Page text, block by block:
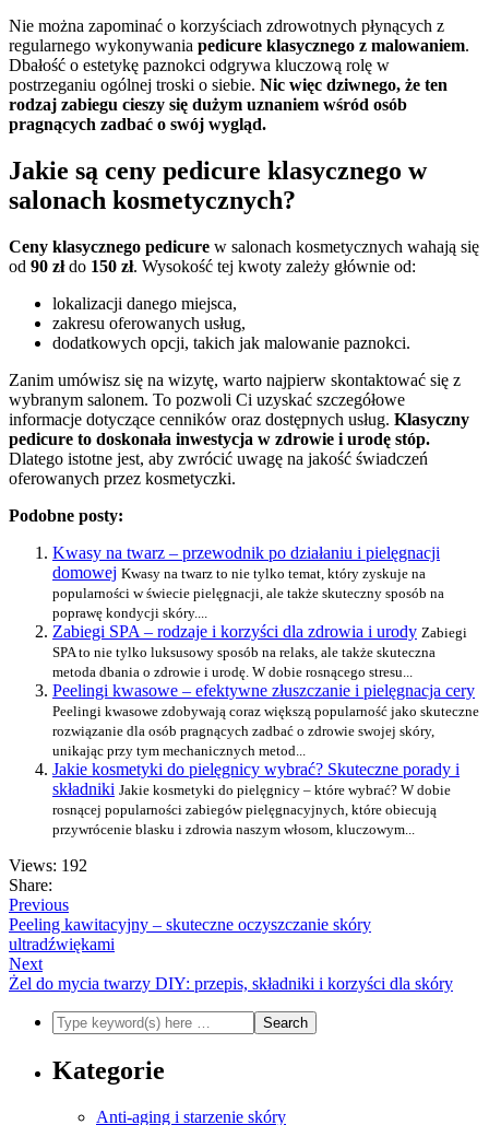
Nie można zapominać o korzyściach zdrowotnych płynących z
regularnego wykonywania pedicure klasycznego z malowaniem.
Dbałość o estetykę paznokci odgrywa kluczową rolę w
postrzeganiu ogólnej troski o siebie. Nic więc dziwnego, że ten
rodzaj zabiegu cieszy się dużym uznaniem wśród osób
pragnących zadbać o swój wygląd.
Jakie są ceny pedicure klasycznego w
salonach kosmetycznych?
Ceny klasycznego pedicure w salonach kosmetycznych wahają się
od 90 złdo 150 zł. Wysokość tej kwoty zależy głównie od:
lokalizacji danego miejsca,
zakresu oferowanych usług,
dodatkowych opcji, takich jak malowanie paznokci.
Zanim umówisz się na wizytę, warto najpierw skontaktować się z
wybranym salonem. To pozwoli Ci uzyskać szczegółowe
informacje dotyczące cenników oraz dostępnych usług. Klasyczny
pedicure to doskonała inwestycja w zdrowie i urodę stóp.
Dlatego istotne jest, aby zwrócić uwagę na jakość świadczeń
oferowanych przez kosmetyczki.
Podobne posty:
Kwasy na twarz – przewodnik po działaniu i pielęgnacji
domowej Kwasy na twarz to nie tylko temat, który zyskuje na
popularności w świecie pielęgnacji, ale także skuteczny sposób na
poprawę kondycji skóry....
Zabiegi SPA – rodzaje i korzyści dla zdrowia i urody Zabiegi
SPA to nie tylko luksusowy sposób na relaks, ale także skuteczna
metoda dbania o zdrowie i urodę. W dobie rosnącego stresu...
Peelingi kwasowe – efektywne złuszczanie i pielęgnacja cery
Peelingi kwasowe zdobywają coraz większą popularność jako skuteczne
rozwiązanie dla osób pragnących zadbać o zdrowie swojej skóry,
unikając przy tym mechanicznych metod...
Jakie kosmetyki do pielęgnicy wybrać? Skuteczne porady i
składniki Jakie kosmetyki do pielęgnicy – które wybrać? W dobie
rosnącej popularności zabiegów pielęgnacyjnych, które obiecują
przywrócenie blasku i zdrowia naszym włosom, kluczowym...
Views: 192
Share:
Previous
Peeling kawitacyjny – skuteczne oczyszczanie skóry
ultradźwiękami
Next
Żel do mycia twarzy DIY: przepis, składniki i korzyści dla skóry
Kategorie
Anti-aging i starzenie skóry